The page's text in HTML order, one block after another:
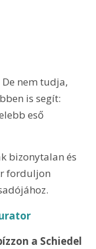
De nem tudja,
is segít:
eső
bizonytalan és
forduljon
a Schiedel